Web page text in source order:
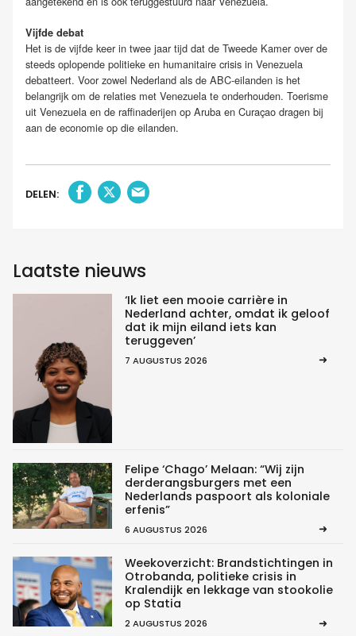
Vijfde debat
Het is de vijfde keer in twee jaar tijd dat de Tweede Kamer over de
steeds oplopende politieke en humanitaire crisis in Venezuela
debatteert. Voor zowel Nederland als de ABC-eilanden is het
belangrijk om de relaties met Venezuela te onderhouden. Toerisme
uit Venezuela en de raffinaderijen op Aruba en Curaçao dragen bij
aan de economie op die eilanden.
DELEN:
Laatste nieuws
‘Ik liet een mooie carrière in
Nederland achter, omdat ik geloof
dat ik mijn eiland iets kan
teruggeven’
7 AUGUSTUS 2026
Felipe ‘Chago’ Melaan: “Wij zijn
derderangsburgers met een
Nederlands paspoort als koloniale
erfenis”
6 AUGUSTUS 2026
Weekoverzicht: Brandstichtingen in
Otrobanda, politieke crisis in
Kralendijk en lekkage van stookolie
op Statia
2 AUGUSTUS 2026